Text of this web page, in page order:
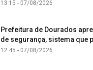
13:15 - 07/08/2026
Prefeitura de Dourados
de segurança, sistema que
12:45 - 07/08/2026